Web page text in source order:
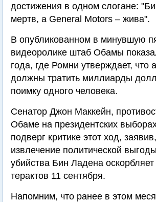
достижения в одном слогане:
мертв, а General Motors – жива".
В опубликованном в минувшую
видеоролике штаб Обамы
года, где Ромни утверждает, что
должны тратить миллиарды
поимку одного человека.
Сенатор Джон Маккейн,
Обаме на президентских
подверг критике этот ход,
извлечение политической
убийства Бин Ладена
терактов 11 сентября.
Напомним, что ранее в этом